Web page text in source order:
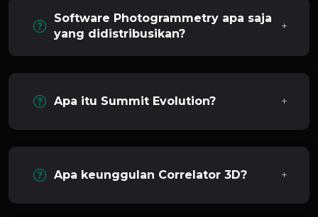
Software Photogrammetry apa saja
yang didistribusikan?
Apa itu Summit Evolution?
Apa keunggulan Correlator 3D?